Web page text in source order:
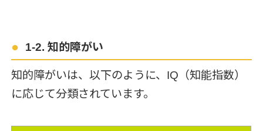
1-2. 知的障がい
知的障がいは、以下のように、IQ（知能指数）
に応じて分類されています。